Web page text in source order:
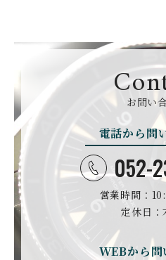
お問い
電話から問
052-
営業時間：
定休日：
WEBから問